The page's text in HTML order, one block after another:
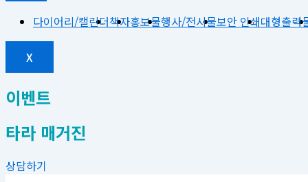
다이어리/캘린더책자홍보물행사/전시물보안 인쇄대형출력
X
이벤트
타라 매거진
상담하기